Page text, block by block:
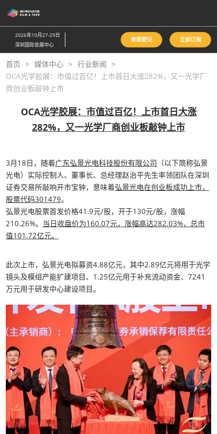
接
跳
至
内
容
2026年10月27-29日
深圳国际会展中心
参观登记 立即订阅
首页 媒体中心
行业新闻
OCA光学胶展：市值过百亿！上市首日大涨282%，又一光学厂
商创业板敲钟上市
OCA光学胶展：市值过百亿！上市首日大涨
282%，又一光学厂商创业板敲钟上市
3月18日，随着广东弘景光电科技股份有限公司 （以下简称弘景
光电）实际控制人、董事长、总经理赵治平先生率领团队在深圳
证券交易所敲响开市宝钟，意味着弘景光电在创业板成功上市，
股票代码301479。
弘景光电股票首发价格41.9元/股，开于130元/股，涨幅
210.26%。 当日收盘价为160.07元，涨幅高达282.03%，总市
值101.72亿元。
此次上市，弘景光电拟募资4.88亿元，其中2.89亿元将用于光学
镜头及模组产能扩建项目、1.25亿元用于补充流动资金、7241
万元用于研发中心建设项目。